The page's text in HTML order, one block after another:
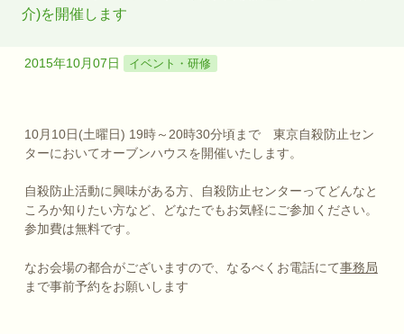
介)を開催します
2015年10月07日 イベント・研修
10月10日(土曜日) 19時～20時30分頃まで 東京自殺防止セン
ターにおいてオーブンハウスを開催いたします。
自殺防止活動に興味がある方、自殺防止センターってどんなと
ころか知りたい方など、どなたでもお気軽にご参加ください。
参加費は無料です。
なお会場の都合がございますので、なるべくお電話にて事務局
まで事前予約をお願いします